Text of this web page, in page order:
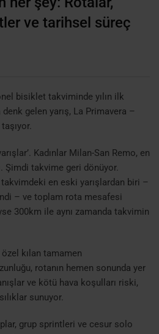
ve tarihsel süreç
bisiklet takviminde yılın ilk
gelen yarış, La Primavera –
Kadınlar Milan-San Remo, en
Şimdi takvime geri dönüyor.
en eski yarışlardan biri –
– ve toplam rota mesafesi
300km ile aynı zamanda takvimin
kılan tamamen
rotanın hemen sonunda yer
ve kötü hava koşulları riski,
sunuyor.
grup sprintleri ve cesur solo